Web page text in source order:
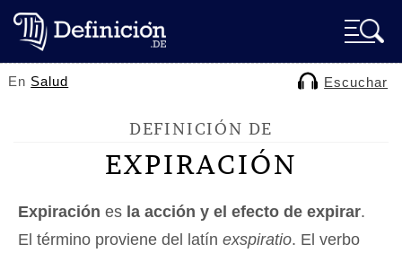
En Salud Escuchar
DEFINICIÓN DE
EXPIRACIÓN
Expiración es la acción y el efecto de expirar.
El término proviene del latín exspiratio. El verbo